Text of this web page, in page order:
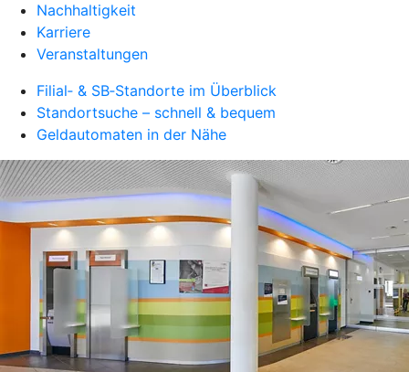
Nachhaltigkeit
Karriere
Veranstaltungen
Filial‑ & SB‑Standorte im Überblick
Standortsuche – schnell & bequem
Geldautomaten in der Nähe